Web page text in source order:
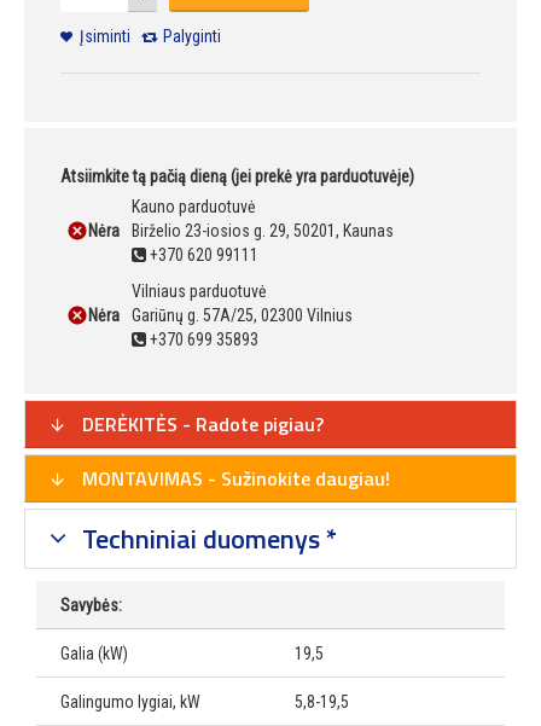
Įsiminti Palyginti
Atsiimkite tą pačią dieną (jei prekė yra parduotuvėje)
Nėra
Kauno parduotuvė
Birželio 23-iosios g. 29, 50201, Kaunas
+370 620 99111
Nėra
Vilniaus parduotuvė
Gariūnų g. 57A/25, 02300 Vilnius
+370 699 35893
DERĖKITĖS - Radote pigiau?
MONTAVIMAS - Sužinokite daugiau!
Techniniai duomenys *
Savybės:
Galia (kW) 19,5
Galingumo lygiai, kW 5,8-19,5